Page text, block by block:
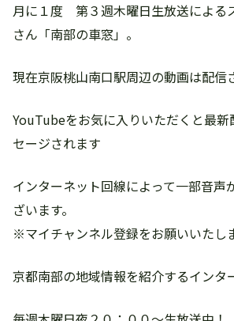
月に１度 第３週木曜日生放送による
さん「南部の車窓」。
現在京阪桃山南口駅周辺の動画は配信
YouTubeをお気に入りいただくと最新
セージされます
インターネット回線によって一部音声
ざいます。
※マイチャンネル登録をお願いいたし
京都南部の地域情報を紹介するインタ